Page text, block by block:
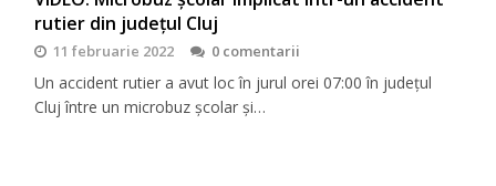
rutier din județul Cluj
11 februarie 2022 0 comentarii
Un accident rutier a avut loc în jurul orei 07:00 în județul
Cluj între un microbuz școlar și…